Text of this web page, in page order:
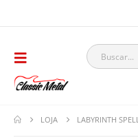
LOJA LABYRINTH SPELL